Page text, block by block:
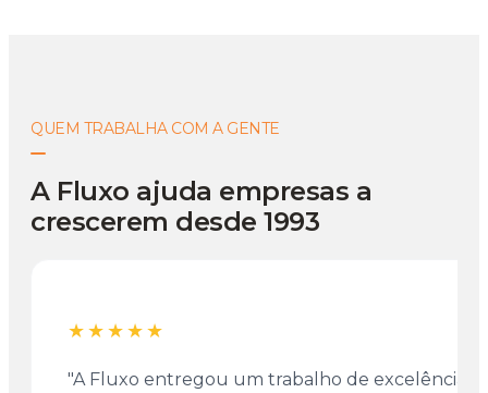
QUEM TRABALHA COM A GENTE
A Fluxo ajuda empresas a
crescerem desde 1993
★★★★★
"A Fluxo entregou um trabalho de excelência